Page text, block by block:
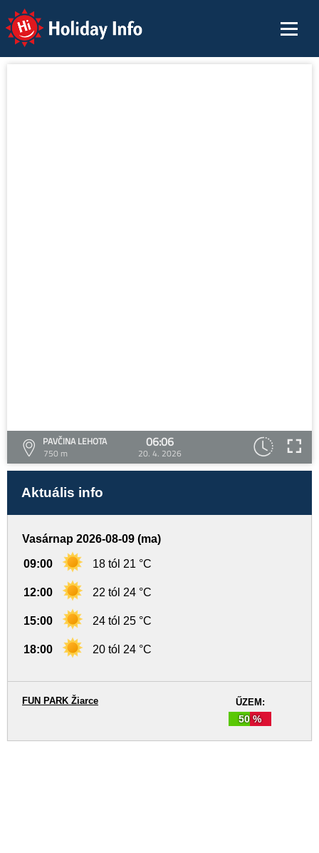
Holiday Info
PAVČINA LEHOTA
750 m
06:06
20. 4. 2026
Aktuális info
Vasárnap 2026-08-09 (ma)
09:00 18 tól 21 °C
12:00 22 tól 24 °C
15:00 24 tól 25 °C
18:00 20 tól 24 °C
ŰZEM:
50 %
FUN PARK Žiarce